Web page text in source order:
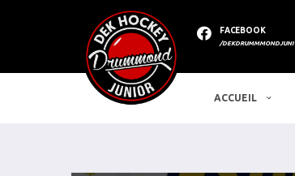
FACEBOOK
/
ACCUEIL